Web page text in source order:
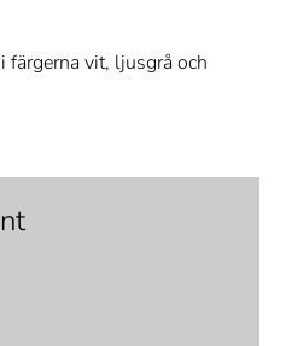
färgerna vit, ljusgrå och